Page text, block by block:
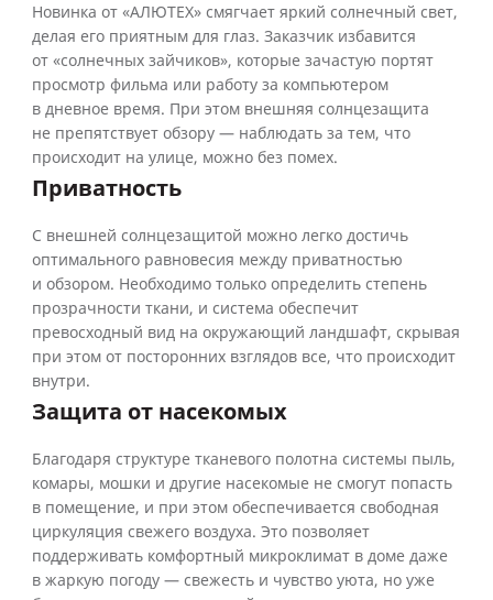
Новинка от «АЛЮТЕХ» смягчает яркий солнечный свет,
делая его приятным для глаз. Заказчик избавится
от «солнечных зайчиков», которые зачастую портят
просмотр фильма или работу за компьютером
в дневное время. При этом внешняя солнцезащита
не препятствует обзору — наблюдать за тем, что
происходит на улице, можно без помех.
Приватность
С внешней солнцезащитой можно легко достичь
оптимального равновесия между приватностью
и обзором. Необходимо только определить степень
прозрачности ткани, и система обеспечит
превосходный вид на окружающий ландшафт, скрывая
при этом от посторонних взглядов все, что происходит
внутри.
Защита от насекомых
Благодаря структуре тканевого полотна системы пыль,
комары, мошки и другие насекомые не смогут попасть
в помещение, и при этом обеспечивается свободная
циркуляция свежего воздуха. Это позволяет
поддерживать комфортный микроклимат в доме даже
в жаркую погоду — свежесть и чувство уюта, но уже